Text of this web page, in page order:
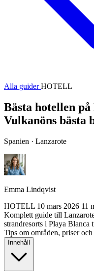
Alla guiderHOTELL
Bästa hotellen
Vulkanöns bästa
Spanien · Lanzarote
Emma Lindqvist
HOTELL 10 mars 2026 11
Komplett guide till
strandresorts i Playa
Tips om områden, priser
Innehåll